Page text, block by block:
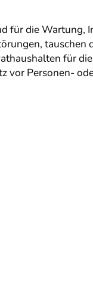
für die Wartung,
tauschen
für
vor Personen-